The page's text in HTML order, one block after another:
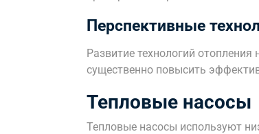
Перспективные
Развитие технологий
существенно повысить
Тепловые насосы
Тепловые насосы используют